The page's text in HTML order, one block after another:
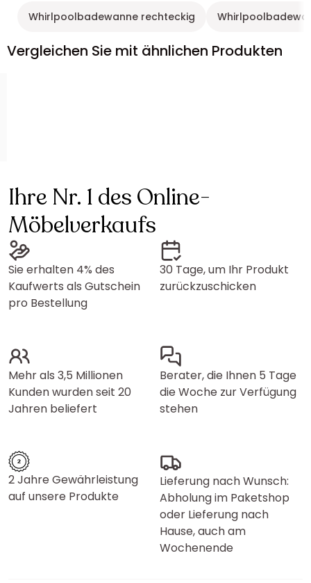
Whirlpoolbadewanne rechteckig
Vergleichen Sie mit ähnlichen Produkten
Ihre Nr. 1 des Online-
Möbelverkaufs
Sie erhalten 4% des
Kaufwerts als Gutschein
pro Bestellung
30 Tage, um Ihr Produkt
zurückzuschicken
Mehr als 3,5 Millionen
Kunden wurden seit 20
Jahren beliefert
Berater, die Ihnen 5 Tage
die Woche zur Verfügung
stehen
2 Jahre Gewährleistung
auf unsere Produkte
Lieferung nach Wunsch:
Abholung im Paketshop
oder Lieferung nach
Hause, auch am
Wochenende